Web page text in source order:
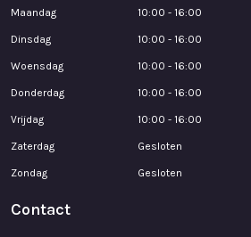
Maandag 10:00 - 16:00
Dinsdag 10:00 - 16:00
Woensdag 10:00 - 16:00
Donderdag 10:00 - 16:00
Vrijdag 10:00 - 16:00
Zaterdag Gesloten
Zondag Gesloten
Contact